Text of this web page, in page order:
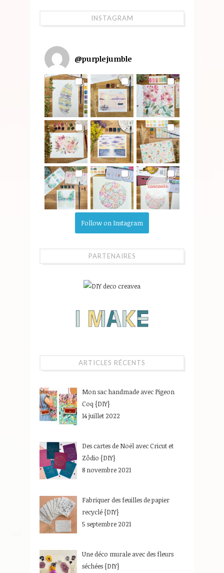
INSTAGRAM
@purplejumble
Follow on Instagram
PARTENAIRES
ARTICLES RÉCENTS
Mon sac handmade avec Pigeon
Coq {DIY}
14 juillet 2022
Des cartes de Noël avec Cricut et
Zôdio {DIY}
8 novembre 2021
Fabriquer des feuilles de papier
recyclé {DIY}
5 septembre 2021
Une déco murale avec des fleurs
séchées {DIY}